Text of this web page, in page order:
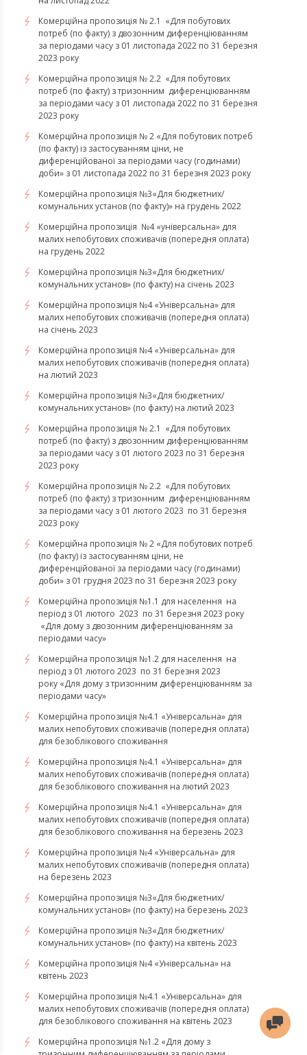
Комерційна пропозиція № 2.1 «Для побутових
потреб (по факту) з двозонним диференціюванням
за періодами часу з 01 листопада 2022 по 31 березня
2023 року
Комерційна пропозиція № 2.2 «Для побутових
потреб (по факту) з тризонним диференціюванням
за періодами часу з 01 листопада 2022 по 31 березня
2023 року
Комерційна пропозиція № 2 «Для побутових потреб
(по факту) із застосуванням ціни, не
диференційованої за періодами часу (годинами)
доби» з 01 листопада 2022 по 31 березня 2023 року
Комерційна пропозиція №3«Для бюджетних/
комунальних установ (по факту)» на грудень 2022
Комерційна пропозиція №4 «універсальна» для
малих непобутових споживачів (попередня оплата)
на грудень 2022
​​​​​​​Комерційна пропозиція №3«Для бюджетних/
комунальних установ» (по факту) на січень 2023
​​​​​​​Комерційна пропозиція №4 «Універсальна» для
малих непобутових споживачів (попередня оплата)
на січень 2023
​​​​​​​Комерційна пропозиція №4 «Універсальна» для
малих непобутових споживачів (попередня оплата)
на лютий 2023
Комерційна пропозиція №3«Для бюджетних/
комунальних установ» (по факту) на лютий 2023
Комерційна пропозиція № 2.1 «Для побутових
потреб (по факту) з двозонним диференціюванням
за періодами часу з 01 лютого 2023 по 31 березня
2023 року
Комерційна пропозиція № 2.2 «Для побутових
потреб (по факту) з тризонним диференціюванням
за періодами часу з 01 лютого 2023 по 31 березня
2023 року
Комерційна пропозиція № 2 «Для побутових потреб
(по факту) із застосуванням ціни, не
диференційованої за періодами часу (годинами)
доби» з 01 грудня 2023 по 31 березня 2023 року
Комерційна пропозиція №1.1 для населення на
період з 01 лютого 2023 по 31 березня 2023 року
«Для дому з двозонним диференціюванням за
періодами часу»
Комерційна пропозиція №1.2 для населення на
період з 01 лютого 2023 по 31 березня 2023
року «Для дому з тризонним диференціюванням за
періодами часу»
​​​​​​​Комерційна пропозиція №4.1 «Універсальна» для
малих непобутових споживачів (попередня оплата)
для безоблікового споживання
Комерційна пропозиція №4.1 «Універсальна» для
малих непобутових споживачів (попередня оплата)
для безоблікового споживання на лютий 2023
Комерційна пропозиція №4.1 «Універсальна» для
малих непобутових споживачів (попередня оплата)
для безоблікового споживання на березень 2023
​​​​​​​Комерційна пропозиція №4 «Універсальна» для
малих непобутових споживачів (попередня оплата)
на березень 2023
​​​​​​​Комерційна пропозиція №3«Для бюджетних/
комунальних установ» (по факту) на березень 2023
Комерційна пропозиція №3«Для бюджетних/
комунальних установ» (по факту) на квітень 2023
Комерційна пропозиція №4 «Універсальна» на
квітень 2023
Комерційна пропозиція №4.1 «Універсальна» для
малих непобутових споживачів (попередня оплата)
для безоблікового споживання на квітень 2023
Комерційна пропозиція №1.2 «Для дому з